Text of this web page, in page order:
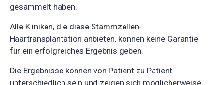
gesammelt haben.
Alle Kliniken, die diese Stammzellen-
Haartransplantation anbieten, können keine Garantie
für ein erfolgreiches Ergebnis geben.
Die Ergebnisse können von Patient zu Patient
unterschiedlich sein und zeigen sich möglicherweise